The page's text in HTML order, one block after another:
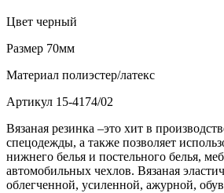
Цвет черный
Размер 70мм
Материал полиэстер/латекс
Артикул 15-4174/02
Вязаная резинка –это хит в
спецодежды, а также позволяет
нижнего белья и постельного белья,
автомобильных чехлов. Вязаная
облегченной, усиленной, ажурной,